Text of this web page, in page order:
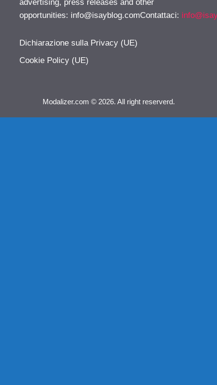
advertising, press releases and other
opportunities: info@isayblog.comContattaci:
Dichiarazione sulla Privacy (UE)
Cookie Policy (UE)
Modalizer.com © 2026. All right reserverd.